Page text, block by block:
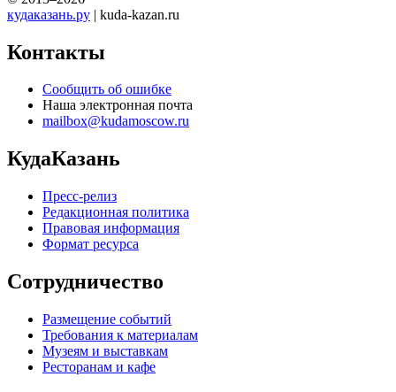
кудаказань.ру | kuda-kazan.ru
Контакты
Сообщить об ошибке
Наша электронная почта
mailbox@kudamoscow.ru
КудаКазань
Пресс-релиз
Редакционная политика
Правовая информация
Формат ресурса
Сотрудничество
Размещение событий
Требования к материалам
Музеям и выставкам
Ресторанам и кафе